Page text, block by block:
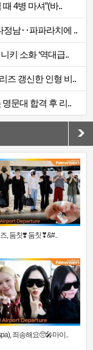
4병 마셔”(바..
정남‥파파라치에 ..
키 소화 ‘역대급..
즈 갱신한 인형 비..
문대 합격 후 리..
, 둠칫❣️ 둠칫❣&#..
죄송해요🥺🎤마이..